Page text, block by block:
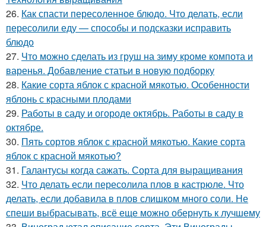
26. Как спасти пересоленное блюдо. Что делать, если
пересолили еду — способы и подсказки исправить
блюдо
27. Что можно сделать из груш на зиму кроме компота и
варенья. Добавление статьи в новую подборку
28. Какие сорта яблок с красной мякотью. Особенности
яблонь с красными плодами
29. Работы в саду и огороде октябрь. Работы в саду в
октябре.
30. Пять сортов яблок с красной мякотью. Какие сорта
яблок с красной мякотью?
31. Галантусы когда сажать. Сорта для выращивания
32. Что делать если пересолила плов в кастрюле. Что
делать, если добавила в плов слишком много соли. Не
спеши выбрасывать, всё еще можно обернуть к лучшему